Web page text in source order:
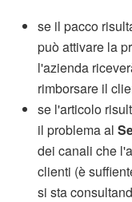
se il pacco
può attivare la
l'azienda
rimborsare il
se l'articolo
il problema al
dei canali che
clienti (è
si sta